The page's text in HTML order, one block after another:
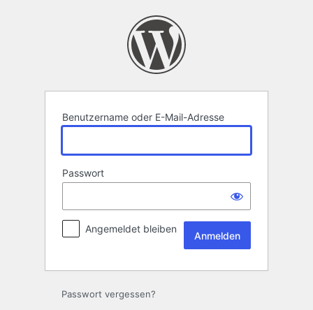
Benutzername oder E-Mail-Adresse
Passwort
Angemeldet bleiben
Passwort vergessen?